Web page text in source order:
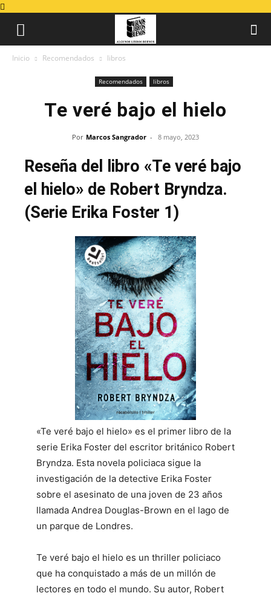
Inicio Recomendados libros
Recomendados libros
Te veré bajo el hielo
Por Marcos Sangrador - 8 mayo, 2023
Reseña del libro «Te veré bajo
el hielo» de Robert Bryndza.
(Serie Erika Foster 1)
«Te veré bajo el hielo» es el primer libro de la
serie Erika Foster del escritor británico Robert
Bryndza. Esta novela policiaca sigue la
investigación de la detective Erika Foster
sobre el asesinato de una joven de 23 años
llamada Andrea Douglas-Brown en el lago de
un parque de Londres.
Te veré bajo el hielo es un thriller policiaco
que ha conquistado a más de un millón de
lectores en todo el mundo. Su autor, Robert